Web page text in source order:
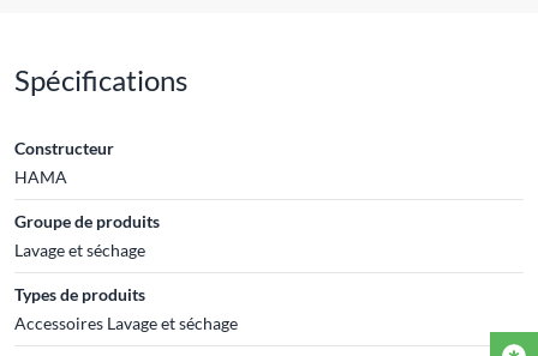
Spécifications
Constructeur
HAMA
Groupe de produits
Lavage et séchage
Types de produits
Accessoires Lavage et séchage